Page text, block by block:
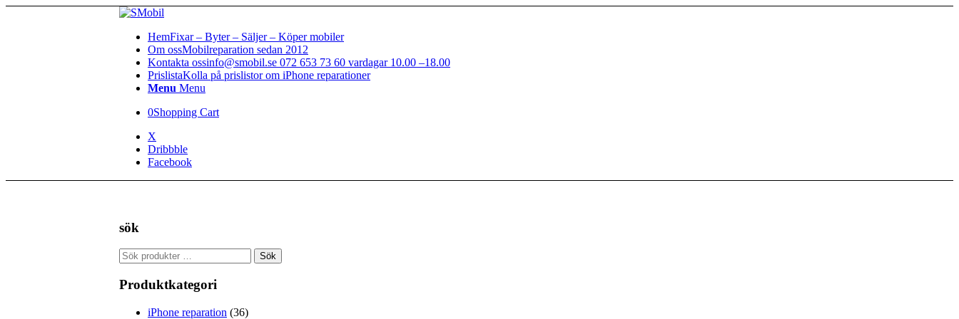
HemFixar – Byter – Säljer – Köper mobiler
Om ossMobilreparation sedan 2012
Kontakta ossinfo@smobil.se 072 653 73 60 vardagar 10.00 –18.00
PrislistaKolla på prislistor om iPhone reparationer
Menu Menu
0Shopping Cart
X
Dribbble
Facebook
sök
Sök
efter:
Sök
Produktkategori
iPhone reparation (36)